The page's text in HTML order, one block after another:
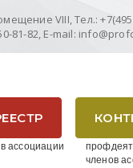
VIII, Тел.:
81-82, E-mail:
членов
ассоциации